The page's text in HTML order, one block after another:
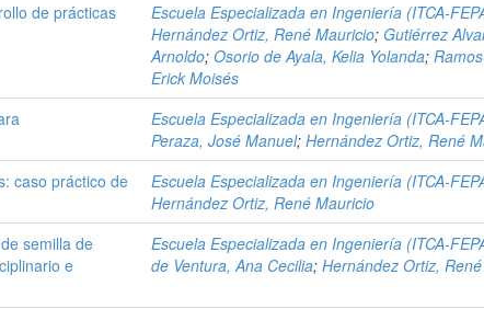
de prácticas
Escuela Especializada en Ingeniería (ITCA-
Hernández Ortiz, René Mauricio; Gutiérrez
Arnoldo; Osorio de Ayala, Kelia Yolanda;
Erick Moisés
Escuela Especializada en Ingeniería (ITCA-
Peraza, José Manuel; Hernández Ortiz, René
caso práctico de
Escuela Especializada en Ingeniería (ITCA-
Hernández Ortiz, René Mauricio
semilla de
e
Escuela Especializada en Ingeniería (ITCA-
de Ventura, Ana Cecilia; Hernández Ortiz,